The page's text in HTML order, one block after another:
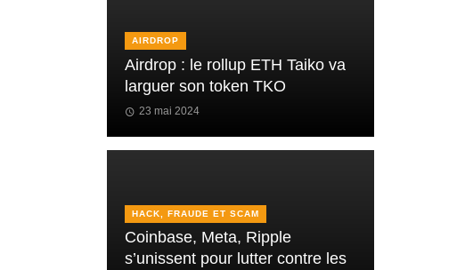
AIRDROP
Airdrop : le rollup ETH Taiko va
larguer son token TKO
23 mai 2024
HACK, FRAUDE ET SCAM
Coinbase, Meta, Ripple
s’unissent pour lutter contre les